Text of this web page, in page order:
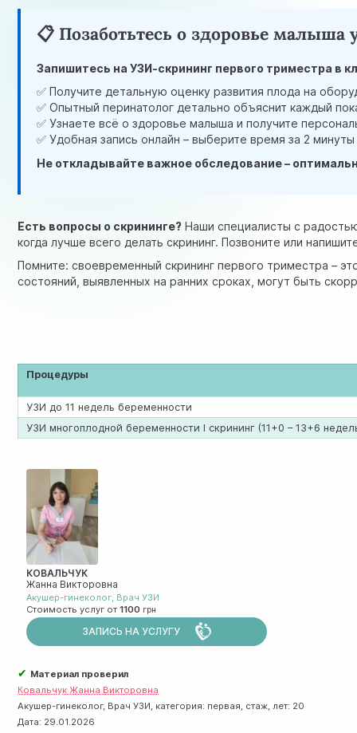
📋 Позаботьтесь о здоровье малыша
Запишитесь на УЗИ-скрининг первого триместра в
✅ Получите детальную оценку развития плода на
✅ Опытный перинатолог детально объяснит каждый
✅ Узнаете всё о здоровье малыша и получите
✅ Удобная запись онлайн – выберите время за 2 минуты
Не откладывайте важное обследование –
Есть вопросы о скрининге? Наши специалисты с
когда лучше всего делать скрининг. Позвоните или
Помните: своевременный скрининг первого триместра –
состояний, выявленных на ранних сроках, могут быть
Процедуры
УЗИ до 11 недель беременности
УЗИ многоплодной беременности I скрининг (11+0 – 13+6
КОВАЛЬЧУК
Жанна Викторовна
Акушер-гинеколог, Врач УЗИ
Стоимость услуг от1100
ЗАПИСЬ НА УСЛУГУ
✔ Материал проверил
Ковальчук Жанна Викторовна
Акушер-гинеколог, Врач УЗИ, категория: первая, стаж, лет: 20
Дата: 29.01.2026